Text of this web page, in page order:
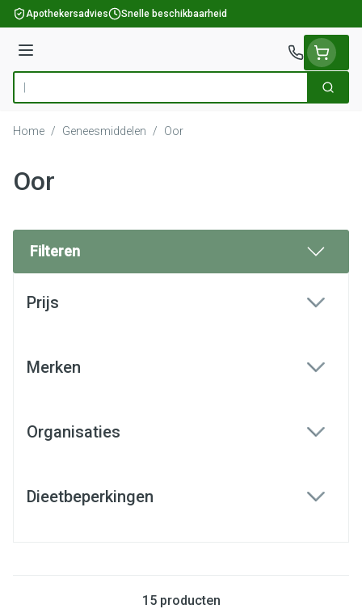
Ga naar de inhoud
Apothekersadvies Snelle beschikbaarheid
Menu
Product, merk, categorie... Zoek
Home / Geneesmiddelen / Oor
Oor
Filteren
Prijs
Merken
Organisaties
Dieetbeperkingen
15producten